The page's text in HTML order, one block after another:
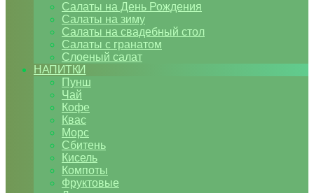
Салаты на День Рождения
Салаты на зиму
Салаты на свадебный стол
Салаты с гранатом
Слоеный салат
НАПИТКИ
Пунш
Чай
Кофе
Квас
Морс
Сбитень
Кисель
Компоты
Фруктовые